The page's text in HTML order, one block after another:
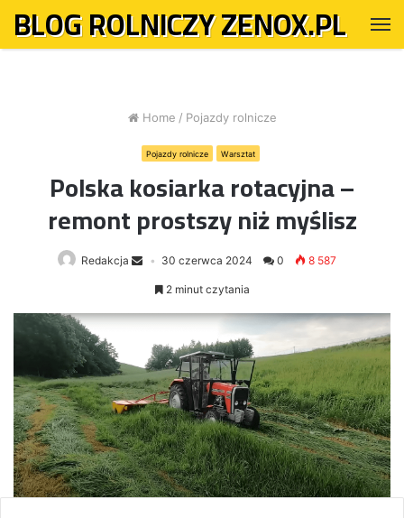
BLOG ROLNICZY ZENOX.PL
Home / Pojazdy rolnicze
Pojazdy rolnicze Warsztat
Polska kosiarka rotacyjna –
remont prostszy niż myślisz
Redakcja 30 czerwca 2024 0 8 587
2 minut czytania